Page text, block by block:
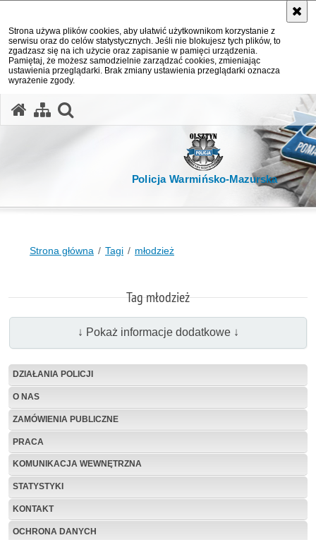
Strona używa plików cookies, aby ułatwić użytkownikom korzystanie z
serwisu oraz do celów statystycznych. Jeśli nie blokujesz tych plików, to
zgadzasz się na ich użycie oraz zapisanie w pamięci urządzenia.
Pamiętaj, że możesz samodzielnie zarządzać cookies, zmieniając
ustawienia przeglądarki. Brak zmiany ustawienia przeglądarki oznacza
wyrażenie zgody.
Policja Warmińsko-Mazurska
Strona główna Tagi młodzież
Tag młodzież
↓ Pokaż informacje dodatkowe ↓
DZIAŁANIA POLICJI
O NAS
ZAMÓWIENIA PUBLICZNE
PRACA
KOMUNIKACJA WEWNĘTRZNA
STATYSTYKI
KONTAKT
OCHRONA DANYCH